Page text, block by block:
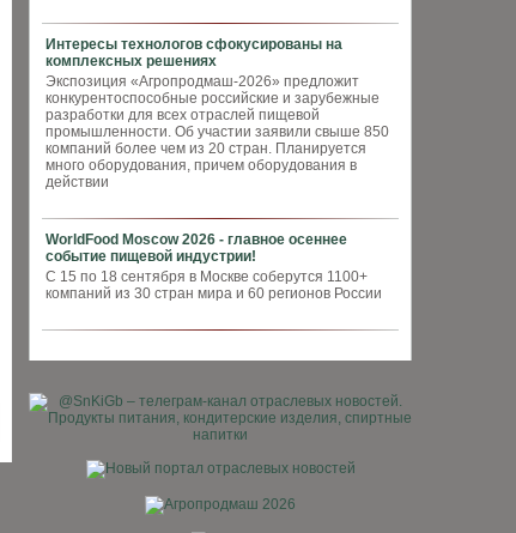
Интересы технологов сфокусированы на
комплексных решениях
Экспозиция «Агропродмаш-2026» предложит
конкурентоспособные российские и зарубежные
разработки для всех отраслей пищевой
промышленности. Об участии заявили свыше 850
компаний более чем из 20 стран. Планируется
много оборудования, причем оборудования в
действии
WorldFood Moscow 2026 - главное осеннее
событие пищевой индустрии!
С 15 по 18 сентября в Москве соберутся 1100+
компаний из 30 стран мира и 60 регионов России